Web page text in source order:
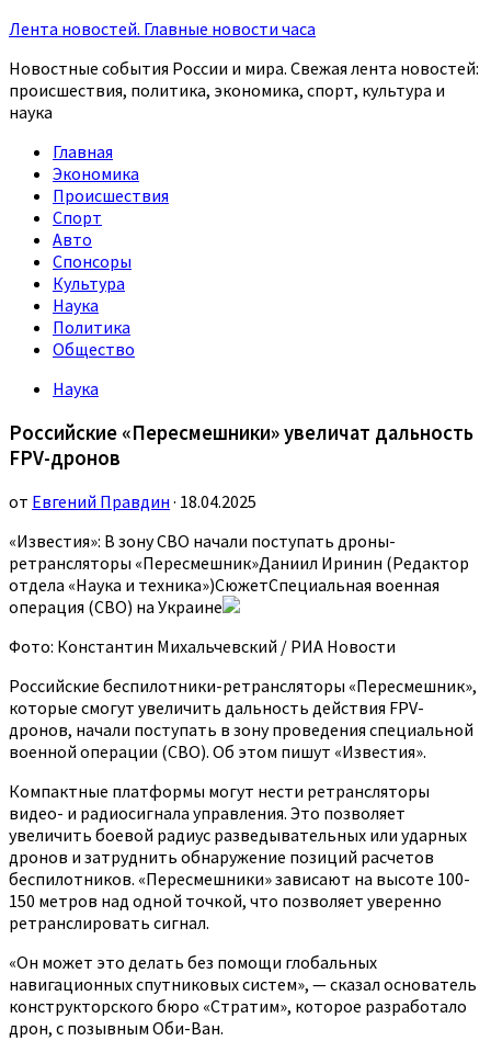
Лента новостей. Главные новости часа
Новостные события России и мира. Свежая лента новостей:
происшествия, политика, экономика, спорт, культура и
наука
Главная
Экономика
Происшествия
Спорт
Авто
Спонсоры
Культура
Наука
Политика
Общество
Наука
Российские «Пересмешники» увеличат дальность
FPV-дронов
от Евгений Правдин · 18.04.2025
«Известия»: В зону СВО начали поступать дроны-
ретрансляторы «Пересмешник»Даниил Иринин (Редактор
отдела «Наука и техника»)СюжетСпециальная военная
операция (СВО) на Украине
Фото: Константин Михальчевский / РИА Новости
Российские беспилотники-ретрансляторы «Пересмешник»,
которые смогут увеличить дальность действия FPV-
дронов, начали поступать в зону проведения специальной
военной операции (СВО). Об этом пишут «Известия».
Компактные платформы могут нести ретрансляторы
видео- и радиосигнала управления. Это позволяет
увеличить боевой радиус разведывательных или ударных
дронов и затруднить обнаружение позиций расчетов
беспилотников. «Пересмешники» зависают на высоте 100-
150 метров над одной точкой, что позволяет уверенно
ретранслировать сигнал.
«Он может это делать без помощи глобальных
навигационных спутниковых систем», — сказал основатель
конструкторского бюро «Стратим», которое разработало
дрон, с позывным Оби-Ван.